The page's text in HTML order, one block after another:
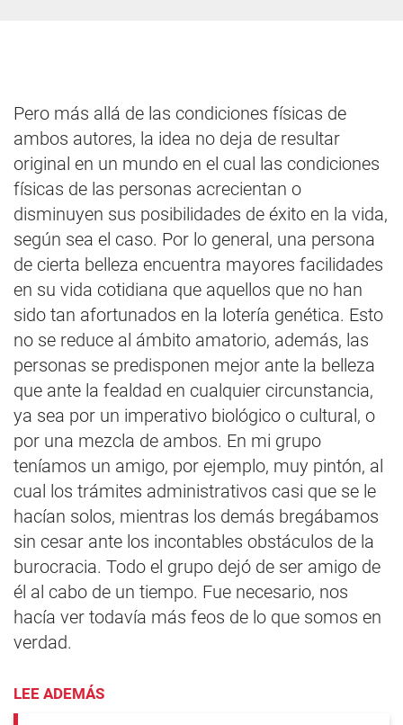
Pero más allá de las condiciones físicas de
ambos autores, la idea no deja de resultar
original en un mundo en el cual las condiciones
físicas de las personas acrecientan o
disminuyen sus posibilidades de éxito en la vida,
según sea el caso. Por lo general, una persona
de cierta belleza encuentra mayores facilidades
en su vida cotidiana que aquellos que no han
sido tan afortunados en la lotería genética. Esto
no se reduce al ámbito amatorio, además, las
personas se predisponen mejor ante la belleza
que ante la fealdad en cualquier circunstancia,
ya sea por un imperativo biológico o cultural, o
por una mezcla de ambos. En mi grupo
teníamos un amigo, por ejemplo, muy pintón, al
cual los trámites administrativos casi que se le
hacían solos, mientras los demás bregábamos
sin cesar ante los incontables obstáculos de la
burocracia. Todo el grupo dejó de ser amigo de
él al cabo de un tiempo. Fue necesario, nos
hacía ver todavía más feos de lo que somos en
verdad.
LEE ADEMÁS